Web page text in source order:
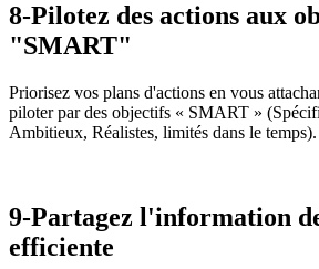
8-Pilotez des actions aux
"SMART"
Priorisez vos plans d'actions en vous
piloter par des objectifs « SMART »
Ambitieux, Réalistes, limités dans le temps).
9-Partagez l'information
efficiente